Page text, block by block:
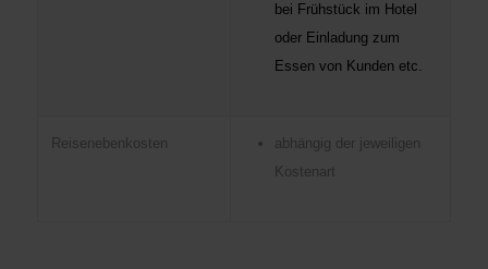
bei Frühstück im Hotel
oder Einladung zum
Essen von Kunden etc.
Reisenebenkosten
abhängig der jeweiligen
Kostenart